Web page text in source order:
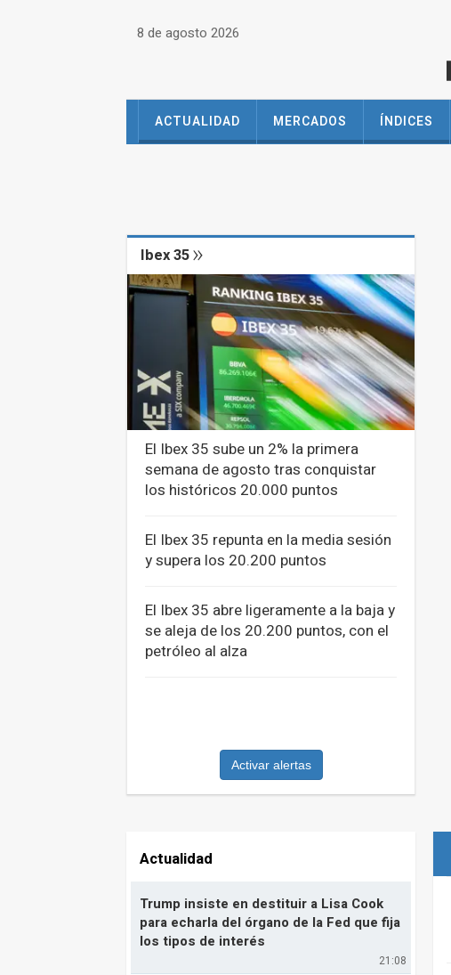
8 de agosto 2026
ACTUALIDAD MERCADOS ÍNDICES
Ibex 35
El Ibex 35 sube un 2% la primera
semana de agosto tras conquistar
los históricos 20.000 puntos
El Ibex 35 repunta en la media sesión
y supera los 20.200 puntos
El Ibex 35 abre ligeramente a la baja y
se aleja de los 20.200 puntos, con el
petróleo al alza
Activar alertas
Actualidad
21:08
Trump insiste en destituir a Lisa Cook
para echarla del órgano de la Fed que fija
los tipos de interés